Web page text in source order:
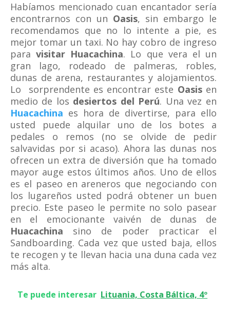
Habíamos mencionado cuan encantador sería
encontrarnos con un Oasis, sin embargo le
recomendamos que no lo intente a pie, es
mejor tomar un taxi. No hay cobro de ingreso
paravisitar Huacachina. Lo que vera el un
gran lago, rodeado de palmeras, robles,
dunas de arena, restaurantes y alojamientos.
Lo sorprendente es encontrar este Oasisen
medio de los desiertos del Perú. Una vez en
Huacachina es hora de divertirse, para ello
usted puede alquilar uno de los botes a
pedales o remos (no se olvide de pedir
salvavidas por si acaso). Ahora las dunas nos
ofrecen un extra de diversión que ha tomado
mayor auge estos últimos años. Uno de ellos
es el paseo en areneros que negociando con
los lugareños usted podrá obtener un buen
precio. Este paseo le permite no solo pasear
en el emocionante vaivén de dunas de
Huacachina sino de poder practicar el
Sandboarding. Cada vez que usted baja, ellos
te recogen y te llevan hacia una duna cada vez
más alta.
Te puede interesar Lituania, Costa Báltica, 4º